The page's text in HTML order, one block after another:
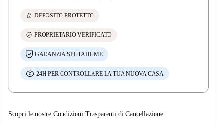
lock DEPOSITO PROTETTO
check_circle PROPRIETARIO VERIFICATO
GARANZIA SPOTAHOME
24H PER CONTROLLARE LA TUA NUOVA CASA
Scopri le nostre Condizioni Trasparenti di Cancellazione